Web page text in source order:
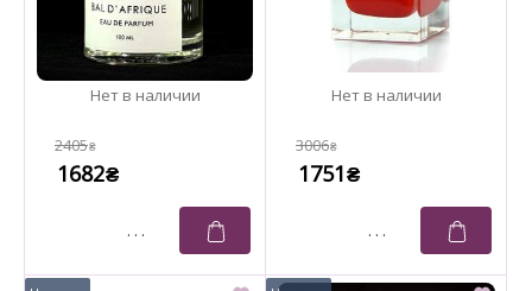
2405₴
1682₴
3006₴
1751₴